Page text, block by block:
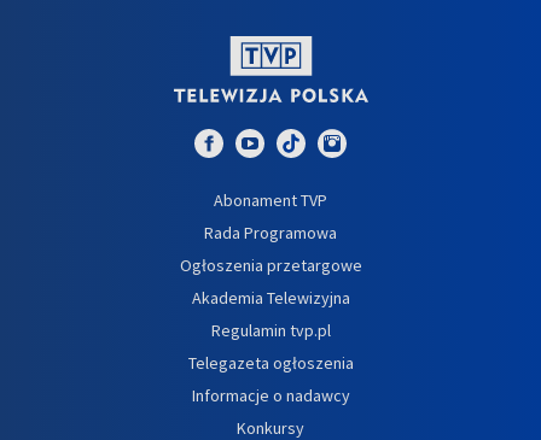
Abonament TVP
Rada Programowa
Ogłoszenia przetargowe
Akademia Telewizyjna
Regulamin tvp.pl
Telegazeta ogłoszenia
Informacje o nadawcy
Konkursy